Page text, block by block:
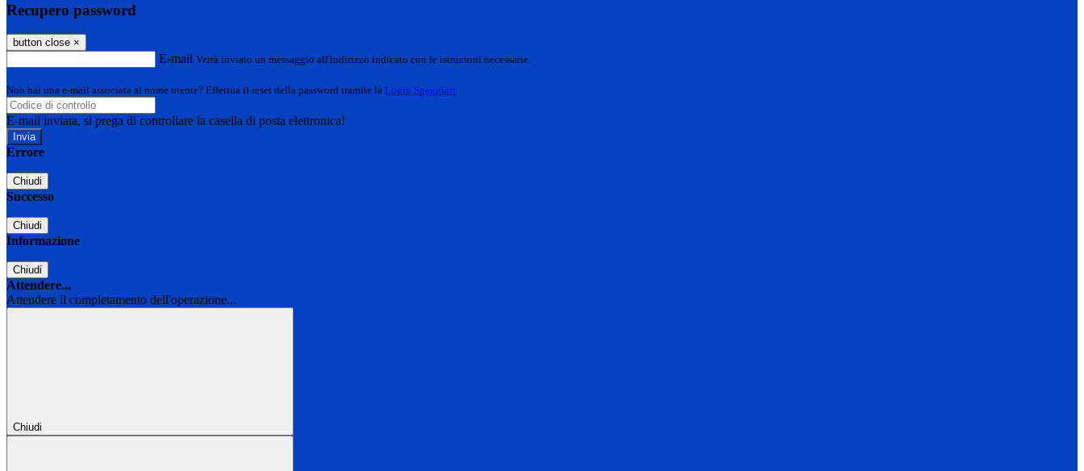
Recupero password
button close ×
E-mail Verrà inviato un messaggio all'indirizzo indicato con le istruzioni necessarie.
Non hai una e-mail associata al nome utente? Effettua il reset della password tramite la Login Spaggiari
E-mail inviata, si prega di controllare la casella di posta elettronica!
Errore
Chiudi
Successo
Chiudi
Informazione
Chiudi
Attendere...
Attendere il completamento dell'operazione...
Chiudi